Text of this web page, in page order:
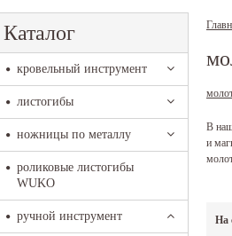
Каталог
кровельный инструмент
листогибы
ножницы по металлу
роликовые листогибы
WUKO
ручной инструмент
В
и
На